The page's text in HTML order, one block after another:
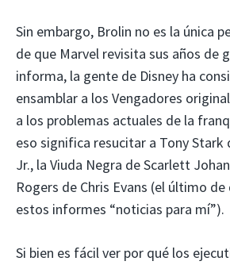
Sin embargo, Brolin no es la única
de que Marvel revisita sus años de
informa, la gente de Disney ha
ensamblar a los Vengadores
a los problemas actuales de la
eso significa resucitar a Tony Stark
Jr., la Viuda Negra de Scarlett
Rogers de Chris Evans (el último
estos informes “noticias para mí”).
Si bien es fácil ver por qué los